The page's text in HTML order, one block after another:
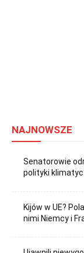
NAJNOWSZE
Senatorowie
polityki
Kijów w UE?
nimi Niemcy i